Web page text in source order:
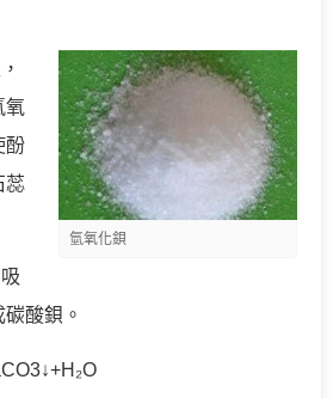
氫氧化鋇
氧
酚
蕊
酸鋇。